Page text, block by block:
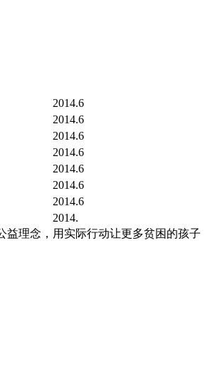
2014.6
2014.6
2014.6
2014.6
2014.6
2014.6
2014.6
2014.
益理念，用实际行动让更多贫困的孩子